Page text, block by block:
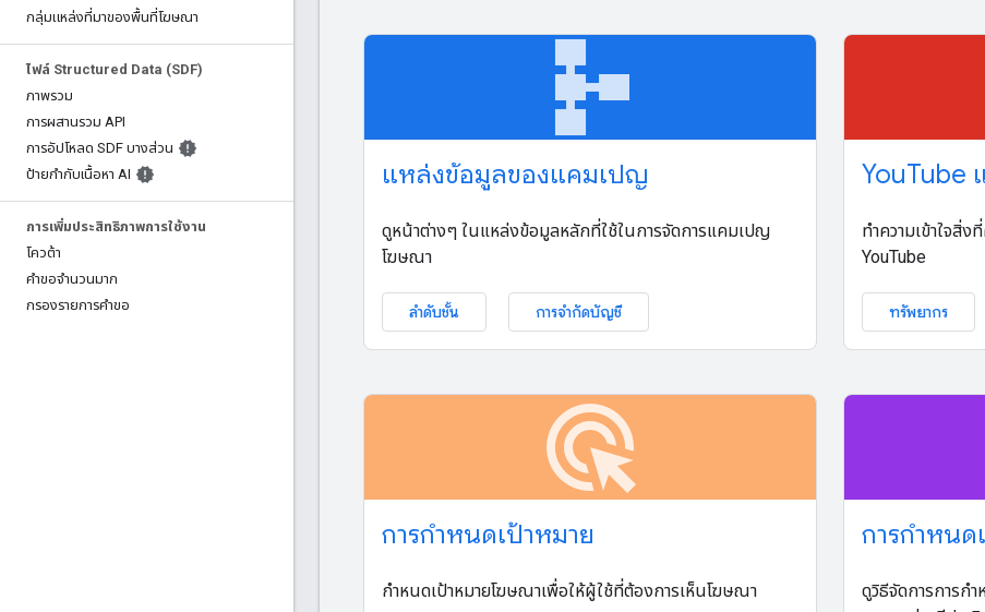
กลุ่มแหล่งที่มาของพื้นที่โฆษณา
ไฟล์ Structured Data (SDF)
ภาพรวม
การผสานรวม API
การอัปโหลด SDF บางส่วน
ป้ายกำกับเนื้อหา AI
การเพิ่มประสิทธิภาพการใช้งาน
โควต้า
คำขอจำนวนมาก
กรองรายการคําขอ
schema
แหล่งข้อมูลของแคมเปญ
ดูหน้าต่างๆ ในแหล่งข้อมูลหลักที่ใช้ในการจัดการแคมเปญ
โฆษณา
ลำดับชั้น การจำกัดบัญชี
YouTube
ทำความเข้าใจสิ่
YouTube
ทรัพยากร
ads_click
การกำหนดเป้าหมาย
กำหนดเป้าหมายโฆษณาเพื่อให้ผู้ใช้ที่ต้องการเห็นโฆษณา
การกำหนด
ดูวิธีจัดการการก